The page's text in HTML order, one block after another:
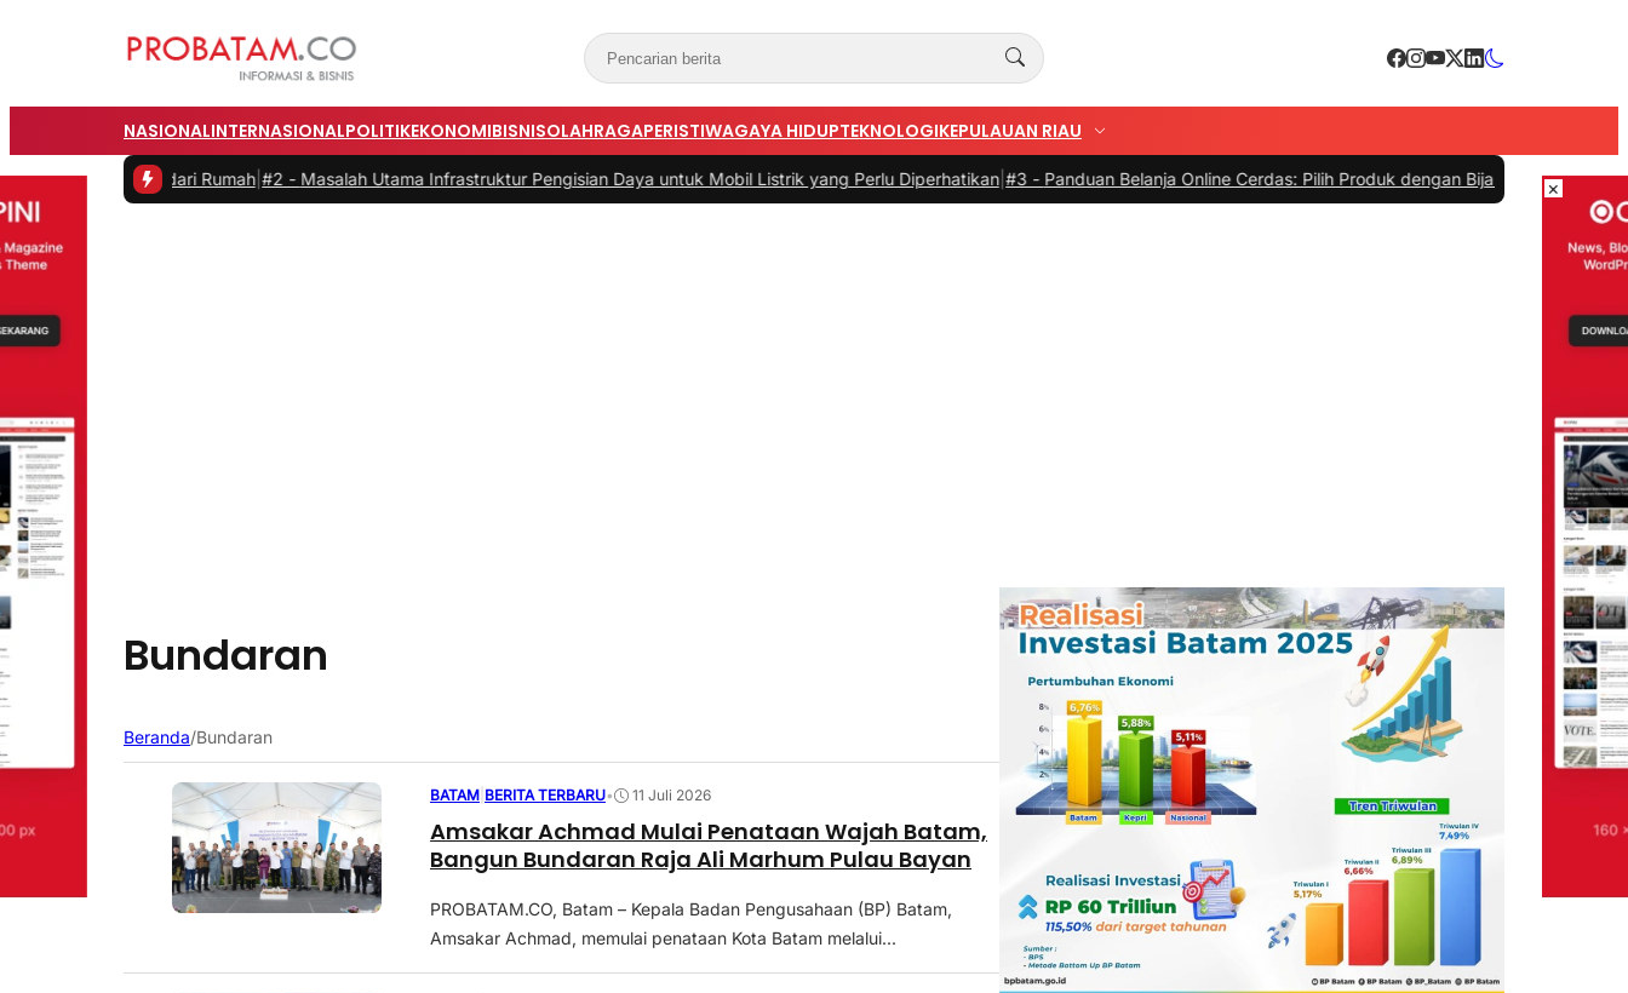
NASIONALINTERNASIONALPOLITIKEKONOMIBISNISOLAHRAGAPERISTIWAGAYA HIDUPTEKNOLOGIKEPULAUAN RIAU
dari Rumah #2 -Masalah Utama Infrastruktur Pengisian Daya untuk Mobil Listrik yang Perlu Diperhatikan|#3 -Panduan Belanja Online Cerdas: Pilih Produk dengan Bijak dan Hindari Penipuan|#4
Bundaran
Beranda/Bundaran
BATAM BERITA TERBARU• 11 Juli 2026
Amsakar Achmad Mulai Penataan Wajah Batam,
Bangun Bundaran Raja Ali Marhum Pulau Bayan
PROBATAM.CO, Batam – Kepala Badan Pengusahaan (BP) Batam,
Amsakar Achmad, memulai penataan Kota Batam melalui...
×